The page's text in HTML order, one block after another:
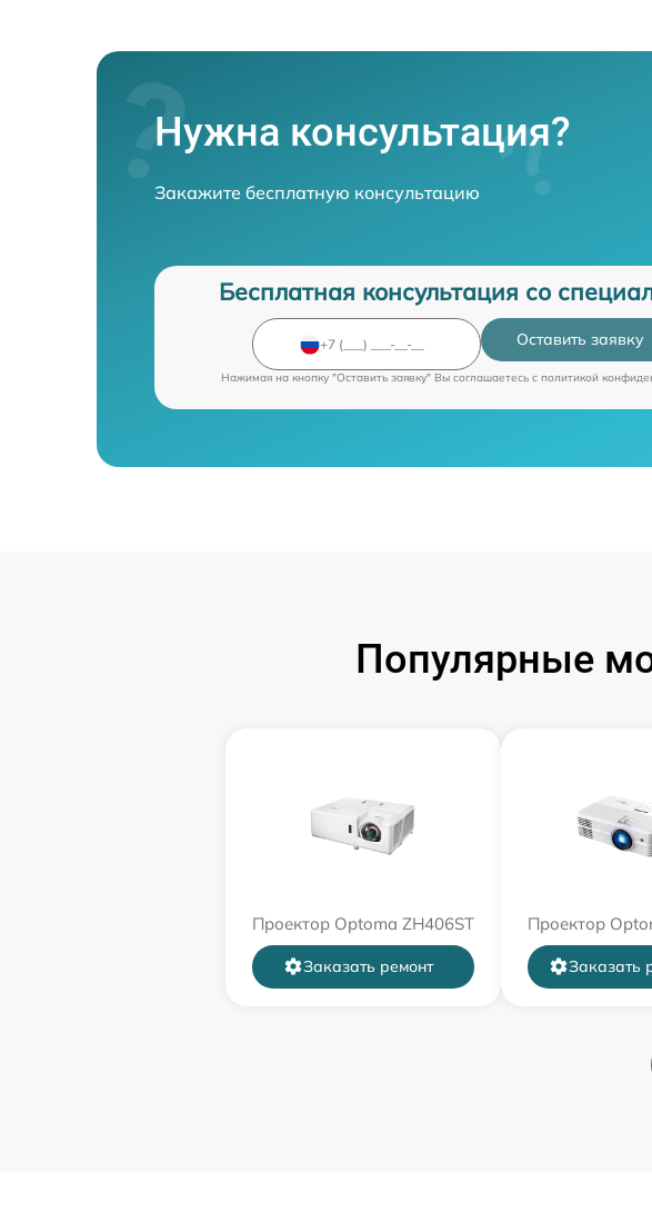
Нужна консультация?
Закажите бесплатную консультацию
Бесплатная консультация со
Оставить заявку
Нажимая на кнопку "Оставить заявку" Вы соглашаетесь c политикой
Популярные
Проектор Optoma ZH406ST
Заказать ремонт
Проектор
Заказать